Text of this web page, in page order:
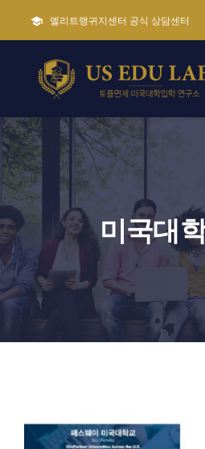
너
뛰
기
엘리트랭귀지센터 공식 상담센터
미국유학준비 가이드 필독
토플면제 미국대학입학
특별 미국유학준비
캐나다 세네카대학교
미국대